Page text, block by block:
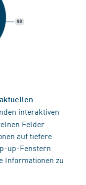
interaktiven
Felder
auf tiefere
up-Fenstern
Informationen zu